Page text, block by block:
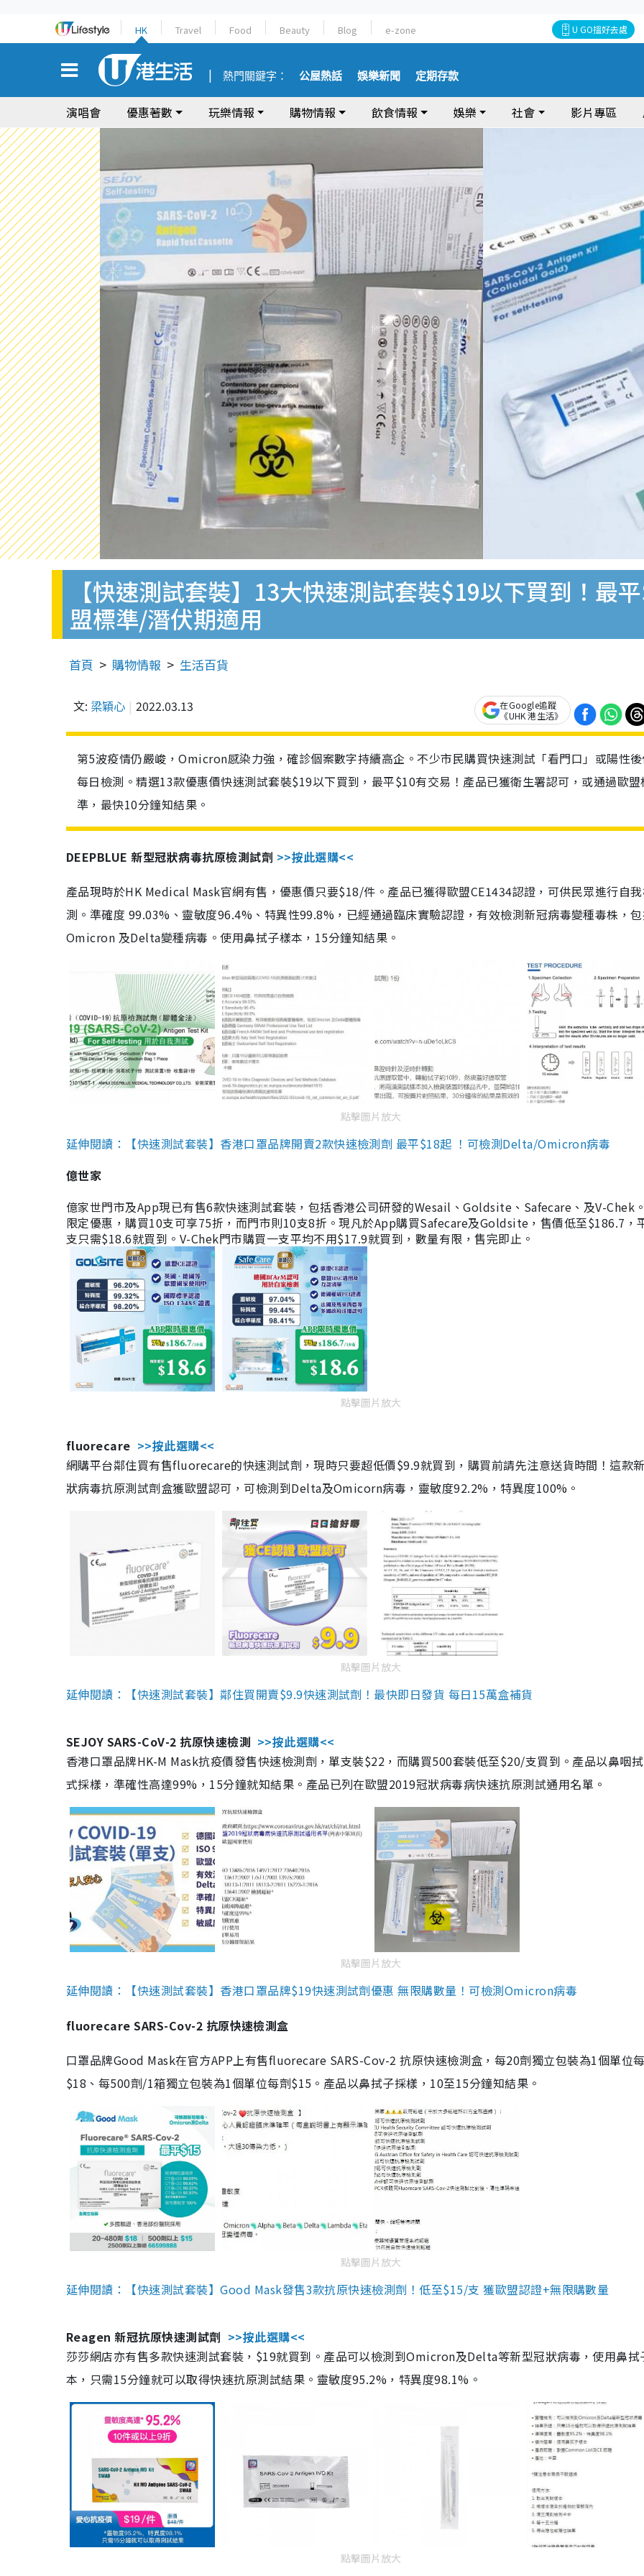
HK Travel Food Beauty Blog e-zone U GO搵好去處
熱門關鍵字： 公屋熱話 娛樂新聞 定期存款
演唱會 優惠著數 玩樂情報 購物情報 飲食情報 娛樂 社會 影片專區
【快速測試套裝】13大快速測試套裝$19以下買到！最
盟標準/潛伏期適用
首頁 購物情報 生活百貨
文: 梁穎心 2022.03.13
在Google追蹤
《UHK 港生活》
第5波疫情仍嚴峻，Omicron感染力強，確診個案數字持續高企。不少市民購買快速測試「看門口」或陽性
每日檢測。精選13款優惠價快速測試套裝$19以下買到，最平$10有交易！產品已獲衛生署認可，或通過歐盟
準，最快10分鐘知結果。
DEEPBLUE 新型冠狀病毒抗原檢測試劑 >>按此選購<<
產品現時於HK Medical Mask官網有售，優惠價只要$18/件。產品已獲得歐盟CE1434認證，可供民眾進行自
測。準確度 99.03%、靈敏度96.4%、特異性99.8%，已經通過臨床實驗認證，有效檢測新冠病毒變種毒株，
Omicron 及Delta變種病毒。使用鼻拭子樣本，15分鐘知結果。
點擊圖片放大
延伸閱讀：【快速測試套裝】香港口罩品牌開賣2款快速檢測劑 最平$18起 ！可檢測Delta/Omicron病毒
億世家
億家世門市及App現已有售6款快速測試套裝，包括香港公司研發的Wesail、Goldsite、Safecare、及V-Chek
限定優惠，購買10支可享75折，而門市則10支8折。現凡於App購買Safecare及Goldsite，售價低至$186.7，
支只需$18.6就買到。V-Chek門市購買一支平均不用$17.9就買到，數量有限，售完即止。
點擊圖片放大
fluorecare >>按此選購<<
網購平台鄰住買有售fluorecare的快速測試劑，現時只要超低價$9.9就買到，購買前請先注意送貨時間！這款
狀病毒抗原測試劑盒獲歐盟認可，可檢測到Delta及Omicorn病毒，靈敏度92.2%，特異度100%。
點擊圖片放大
延伸閱讀：【快速測試套裝】鄰住買開賣$9.9快速測試劑！最快即日發貨 每日15萬盒補貨
SEJOY SARS-CoV-2 抗原快速檢測 >>按此選購<<
香港口罩品牌HK-M Mask抗疫價發售快速檢測劑，單支裝$22，而購買500套裝低至$20/支買到。產品以鼻咽
式採樣，準確性高達99%，15分鐘就知結果。產品已列在歐盟2019冠狀病毒病快速抗原測試通用名單。
點擊圖片放大
延伸閱讀：【快速測試套裝】香港口罩品牌$19快速測試劑優惠 無限購數量！可檢測Omicron病毒
fluorecare SARS-Cov-2 抗原快速檢測盒
口罩品牌Good Mask在官方APP上有售fluorecare SARS-Cov-2 抗原快速檢測盒，每20劑獨立包裝為1個單位
$18、每500劑/1箱獨立包裝為1個單位每劑$15。產品以鼻拭子採樣，10至15分鐘知結果。
點擊圖片放大
延伸閱讀：【快速測試套裝】Good Mask發售3款抗原快速檢測劑！低至$15/支 獲歐盟認證+無限購數量
Reagen 新冠抗原快速測試劑 >>按此選購<<
莎莎網店亦有售多款快速測試套裝，$19就買到。產品可以檢測到Omicron及Delta等新型冠狀病毒，使用鼻拭
本，只需15分鐘就可以取得快速抗原測試結果。靈敏度95.2%，特異度98.1%。
點擊圖片放大